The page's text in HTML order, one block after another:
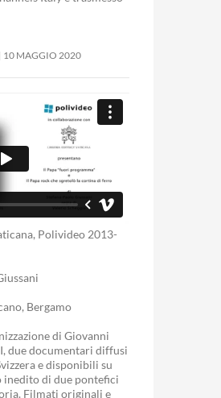
10 MAGGIO 2020
Polivideo 2013-
Bergamo
di Giovanni
due documentari diffusi
e disponibili su
di due pontefici
Filmati originali e